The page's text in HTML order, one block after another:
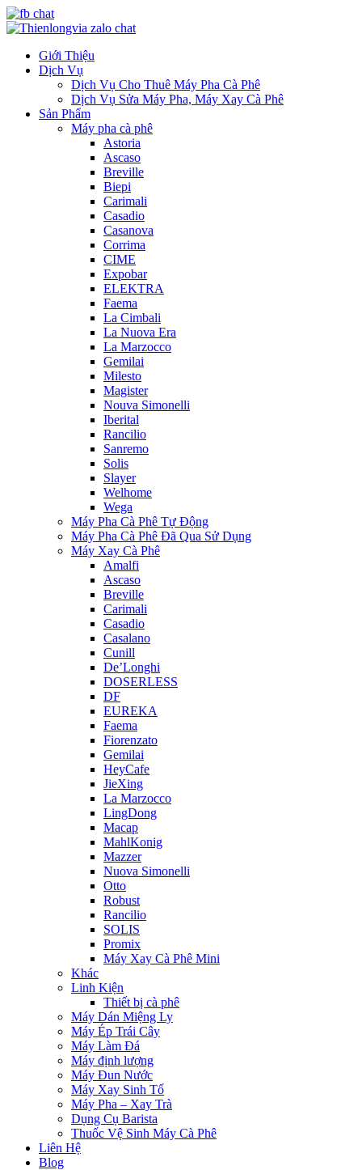
Giới Thiệu
Dịch Vụ
Dịch Vụ Cho Thuê Máy Pha Cà Phê
Dịch Vụ Sửa Máy Pha, Máy Xay Cà Phê
Sản Phẩm
Máy pha cà phê
Astoria
Ascaso
Breville
Biepi
Carimali
Casadio
Casanova
Corrima
CIME
Expobar
ELEKTRA
Faema
La Cimbali
La Nuova Era
La Marzocco
Gemilai
Milesto
Magister
Nouva Simonelli
Iberital
Rancilio
Sanremo
Solis
Slayer
Welhome
Wega
Máy Pha Cà Phê Tự Động
Máy Pha Cà Phê Đã Qua Sử Dụng
Máy Xay Cà Phê
Amalfi
Ascaso
Breville
Carimali
Casadio
Casalano
Cunill
De’Longhi
DOSERLESS
DF
EUREKA
Faema
Fiorenzato
Gemilai
HeyCafe
JieXing
La Marzocco
LingDong
Macap
MahlKonig
Mazzer
Nuova Simonelli
Otto
Robust
Rancilio
SOLIS
Promix
Máy Xay Cà Phê Mini
Khác
Linh Kiện
Thiết bị cà phê
Máy Dán Miệng Ly
Máy Ép Trái Cây
Máy Làm Đá
Máy định lượng
Máy Đun Nước
Máy Xay Sinh Tố
Máy Pha – Xay Trà
Dụng Cụ Barista
Thuốc Vệ Sinh Máy Cà Phê
Liên Hệ
Blog